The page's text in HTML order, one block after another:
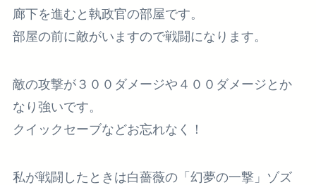
廊下を進むと執政官の部屋です。
部屋の前に敵がいますので戦闘になります。
敵の攻撃が３００ダメージや４００ダメージとか
なり強いです。
クイックセーブなどお忘れなく！
私が戦闘したときは白薔薇の「幻夢の一撃」ゾズ